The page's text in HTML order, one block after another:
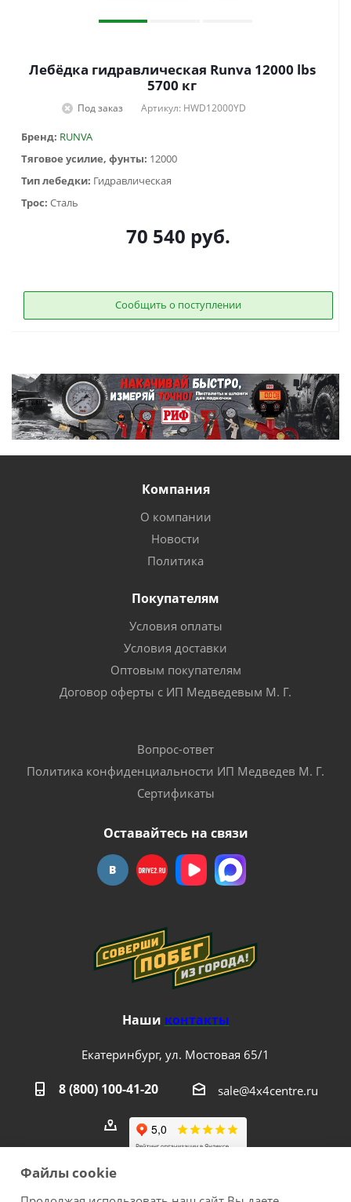
Лебёдка гидравлическая Runva 12000 lbs
5700 кг
Под заказ Артикул: HWD12000YD
Бренд: RUNVA
Тяговое усилие, фунты: 12000
Тип лебедки: Гидравлическая
Трос: Сталь
70 540 руб.
Сообщить о поступлении
Компания
О компании
Новости
Политика
Покупателям
Условия оплаты
Условия доставки
Оптовым покупателям
Договор оферты с ИП Медведевым М. Г.
Вопрос-ответ
Политика конфиденциальности ИП Медведев М. Г.
Сертификаты
Оставайтесь на связи
Наши контакты
Екатеринбург, ул. Мостовая 65/1
8 (800) 100-41-20 sale@4x4centre.ru
Файлы cookie